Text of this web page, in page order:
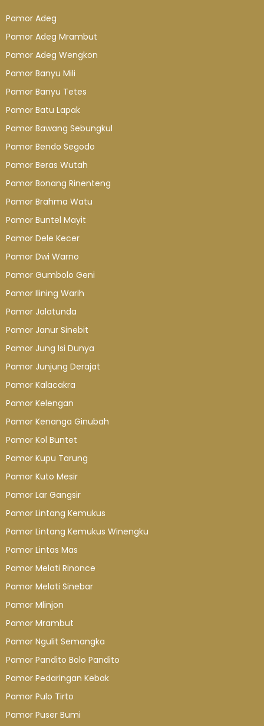
Pamor Adeg
Pamor Adeg Mrambut
Pamor Adeg Wengkon
Pamor Banyu Mili
Pamor Banyu Tetes
Pamor Batu Lapak
Pamor Bawang Sebungkul
Pamor Bendo Segodo
Pamor Beras Wutah
Pamor Bonang Rinenteng
Pamor Brahma Watu
Pamor Buntel Mayit
Pamor Dele Kecer
Pamor Dwi Warno
Pamor Gumbolo Geni
Pamor Ilining Warih
Pamor Jalatunda
Pamor Janur Sinebit
Pamor Jung Isi Dunya
Pamor Junjung Derajat
Pamor Kalacakra
Pamor Kelengan
Pamor Kenanga Ginubah
Pamor Kol Buntet
Pamor Kupu Tarung
Pamor Kuto Mesir
Pamor Lar Gangsir
Pamor Lintang Kemukus
Pamor Lintang Kemukus Winengku
Pamor Lintas Mas
Pamor Melati Rinonce
Pamor Melati Sinebar
Pamor Mlinjon
Pamor Mrambut
Pamor Ngulit Semangka
Pamor Pandito Bolo Pandito
Pamor Pedaringan Kebak
Pamor Pulo Tirto
Pamor Puser Bumi